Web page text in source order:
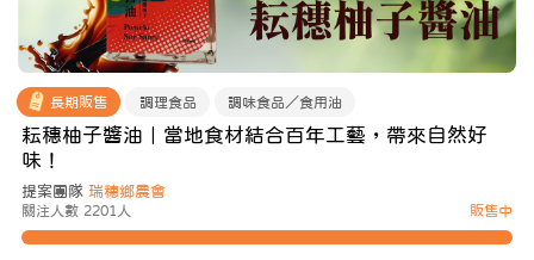
長期販售 調理食品 調味食品／食用油
耘穗柚子醬油｜當地食材結合百年工藝，帶來自然好
味！
提案團隊 瑞穗鄉農會
關注人數 2201人 販售中